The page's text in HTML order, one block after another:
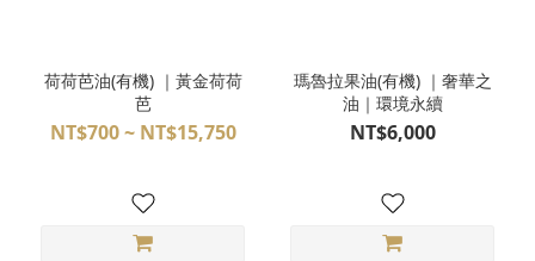
荷荷芭油(有機) ｜黃金荷荷
芭
NT$700 ~ NT$15,750
瑪魯拉果油(有機) ｜奢華之
油｜環境永續
NT$6,000